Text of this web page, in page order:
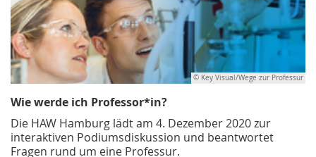
© Key Visual/Wege zur Professur
Wie werde ich Professor*in?
Die HAW Hamburg lädt am 4. Dezember 2020 zur
interaktiven Podiumsdiskussion und beantwortet
Fragen rund um eine Professur.